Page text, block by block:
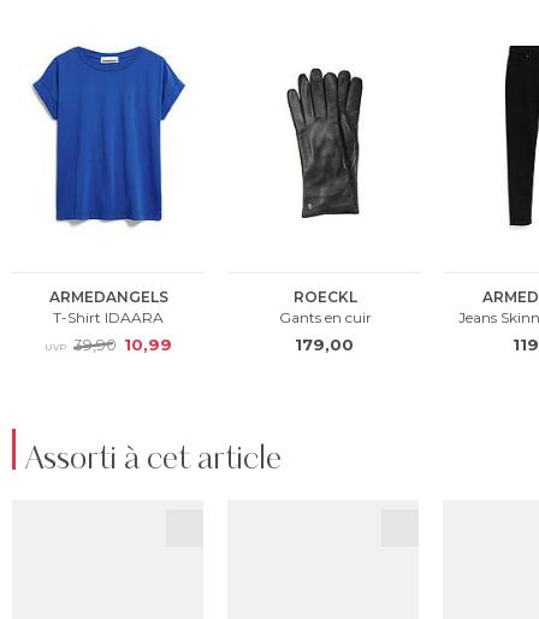
Assorti à cet article